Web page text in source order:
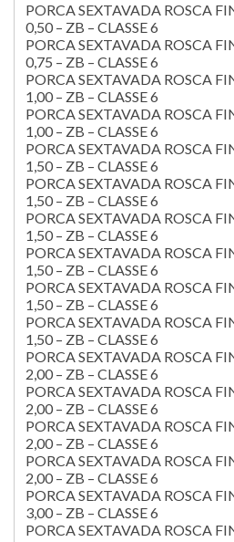
PORCA SEXTAVADA ROSCA
0,50 – ZB – CLASSE 6
PORCA SEXTAVADA ROSCA
0,75 – ZB – CLASSE 6
PORCA SEXTAVADA ROSCA
1,00 – ZB – CLASSE 6
PORCA SEXTAVADA ROSCA
1,00 – ZB – CLASSE 6
PORCA SEXTAVADA ROSCA
1,50 – ZB – CLASSE 6
PORCA SEXTAVADA ROSCA
1,50 – ZB – CLASSE 6
PORCA SEXTAVADA ROSCA
1,50 – ZB – CLASSE 6
PORCA SEXTAVADA ROSCA
1,50 – ZB – CLASSE 6
PORCA SEXTAVADA ROSCA
1,50 – ZB – CLASSE 6
PORCA SEXTAVADA ROSCA
1,50 – ZB – CLASSE 6
PORCA SEXTAVADA ROSCA
2,00 – ZB – CLASSE 6
PORCA SEXTAVADA ROSCA
2,00 – ZB – CLASSE 6
PORCA SEXTAVADA ROSCA
2,00 – ZB – CLASSE 6
PORCA SEXTAVADA ROSCA
2,00 – ZB – CLASSE 6
PORCA SEXTAVADA ROSCA
3,00 – ZB – CLASSE 6
PORCA SEXTAVADA ROSCA